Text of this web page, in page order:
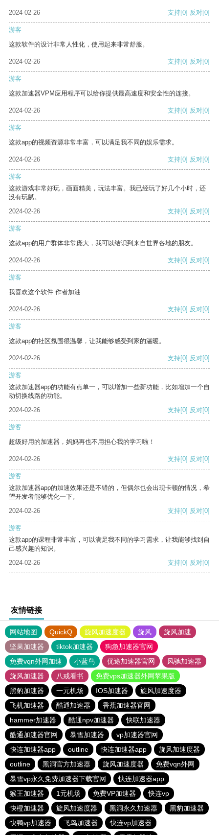
2024-02-26 支持[0] 反对[0]
游客
这款软件的设计非常人性化，使用起来非常舒服。
2024-02-26 支持[0] 反对[0]
游客
这款加速器VPM应用程序可以给你提供最高速度和安全性的连接。
2024-02-26 支持[0] 反对[0]
游客
这款app的视频资源非常丰富，可以满足我不同的娱乐需求。
2024-02-26 支持[0] 反对[0]
游客
这款游戏非常好玩，画面精美，玩法丰富。我已经玩了好几个小时，还
没有玩腻。
2024-02-26
支持[0] 反对[0]
游客
这款app的用户群体非常庞大，我可以结识到来自世界各地的朋友。
2024-02-26 支持[0] 反对[0]
游客
我喜欢这个软件 作者加油
2024-02-26 支持[0] 反对[0]
游客
这款app的社区氛围很温馨，让我能够感受到家的温暖。
2024-02-26 支持[0] 反对[0]
游客
这款加速器app的功能有点单一，可以增加一些新功能，比如增加一个自
动切换线路的功能。
2024-02-26
支持[0] 反对[0]
游客
超级好用的加速器，妈妈再也不用担心我的学习啦！
2024-02-26 支持[0] 反对[0]
游客
这款加速器app的加速效果还是不错的，但偶尔也会出现卡顿的情况，希
望开发者能够优化一下。
2024-02-26
支持[0] 反对[0]
游客
这款app的课程非常丰富，可以满足我不同的学习需求，让我能够找到自
己感兴趣的知识。
2024-02-26
支持[0] 反对[0]
友情链接
网站地图 QuickQ 旋风加速度器 旋风
旋风加速
坚果加速器
tiktok加速器
狗急加速器官网
免费vqn外网加速
小蓝鸟 优途加速器官网
风驰加速器
旋风加速器
八戒看书
免费vps加速器外网苹果版
黑豹加速器
一元机场 IOS加速器
旋风加速度器
飞机加速器
酷通加速器
香蕉加速器官网
hammer加速器
酷通npv加速器
快联加速器
酷通加速器官网
暴雪加速器
vp加速器官网
快连加速器app
outline 快连加速器app
旋风加速度器
outline
黑洞官方加速器 旋风加速度器
免费vqn外网
暴雪vp永久免费加速器下载官网
快连加速器app
猴王加速器
1元机场 免费VP加速器
快连vp
快橙加速器
旋风加速度器 黑洞永久加速器
黑豹加速器
快鸭vp加速器
飞鸟加速器
快连vp加速器